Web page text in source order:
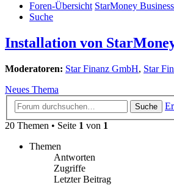
Foren-Übersicht StarMoney
Suche
Installation von
Moderatoren: Star Finanz GmbH, Star
Neues Thema
Suche
20 Themen • Seite 1 von 1
Themen
Antworten
Zugriffe
Letzter Beitrag